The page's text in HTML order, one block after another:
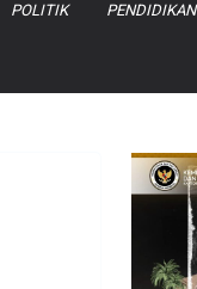
POLITIK PENDIDIKAN